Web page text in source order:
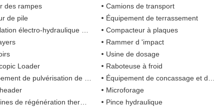
des rampes
Camions de transport
de pile
Équipement de terrassement
électro-hydraulique d 'entraînement de pile
Compacteur à plaques
Rammer d 'impact
Usine de dosage
Loader
Raboteuse à froid
de pulvérisation de béton
Équipement de concassage et de criblage
Microforage
de régénération thermique
Pince hydraulique